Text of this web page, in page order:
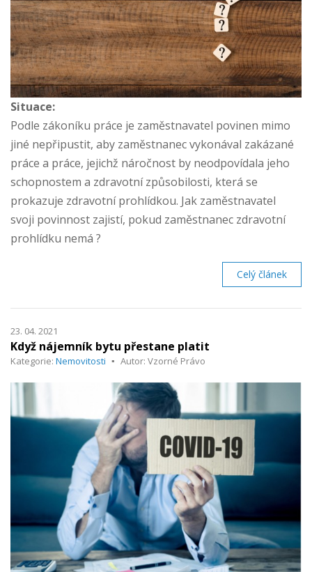
Situace:
Podle zákoníku práce je zaměstnavatel povinen mimo
jiné nepřipustit, aby zaměstnanec vykonával zakázané
práce a práce, jejichž náročnost by neodpovídala jeho
schopnostem a zdravotní způsobilosti, která se
prokazuje zdravotní prohlídkou. Jak zaměstnavatel
svoji povinnost zajistí, pokud zaměstnanec zdravotní
prohlídku nemá ?
Celý článek
23. 04. 2021
Když nájemník bytu přestane platit
Kategorie: Nemovitosti Autor: Vzorné Právo